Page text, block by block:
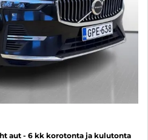
aut - 6 kk korotonta ja kulutonta